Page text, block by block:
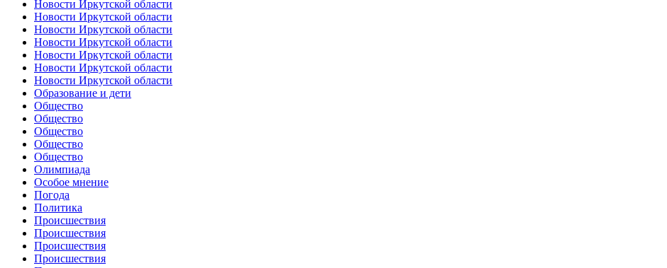
Новости Иркутской области
Новости Иркутской области
Новости Иркутской области
Новости Иркутской области
Новости Иркутской области
Новости Иркутской области
Новости Иркутской области
Образование и дети
Общество
Общество
Общество
Общество
Общество
Олимпиада
Особое мнение
Погода
Политика
Происшествия
Происшествия
Происшествия
Происшествия